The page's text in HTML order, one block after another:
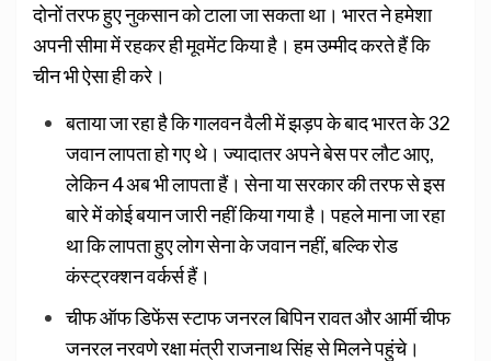
दोनों तरफ हुए नुकसान को टाला जा सकता था। भारत ने हमेशा
अपनी सीमा में रहकर ही मूवमेंट किया है। हम उम्मीद करते हैं कि
चीन भी ऐसा ही करे।
बताया जा रहा है कि गालवन वैली में झड़प के बाद भारत के 32
जवान लापता हो गए थे। ज्यादातर अपने बेस पर लौट आए,
लेकिन 4 अब भी लापता हैं। सेना या सरकार की तरफ से इस
बारे में कोई बयान जारी नहीं किया गया है। पहले माना जा रहा
था कि लापता हुए लोग सेना के जवान नहीं, बल्कि रोड
कंस्ट्रक्शन वर्कर्स हैं।
चीफ ऑफ डिफेंस स्टाफ जनरल बिपिन रावत और आर्मी चीफ
जनरल नरवणे रक्षा मंत्री राजनाथ सिंह से मिलने पहुंचे।